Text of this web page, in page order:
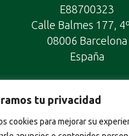
tu privacidad
cookies para mejorar su
E88700323
Calle Balmes 177,
08006 Barcelona
España